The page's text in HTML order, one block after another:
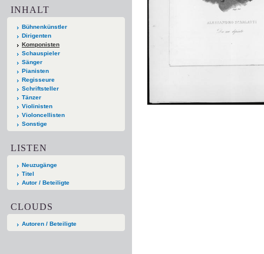
INHALT
Bühnenkünstler
Dirigenten
Komponisten
Schauspieler
Sänger
Pianisten
Regisseure
Schriftsteller
Tänzer
Violinisten
Violoncellisten
Sonstige
LISTEN
Neuzugänge
Titel
Autor / Beteiligte
CLOUDS
Autoren / Beteiligte